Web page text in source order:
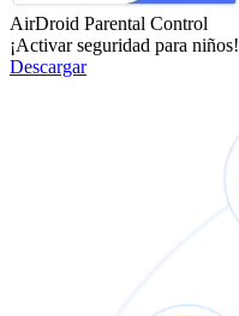
AirDroid Parental Control
¡Activar seguridad para niños!
Descargar